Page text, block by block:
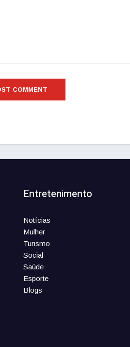
Entretenimento
Notícias
Mulher
Turismo
Social
Saúde
Esporte
Blogs